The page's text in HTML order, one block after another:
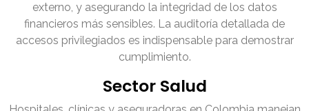
externo, y asegurando la integridad de los datos
financieros más sensibles. La auditoría detallada de
accesos privilegiados es indispensable para demostrar
cumplimiento.
Sector Salud